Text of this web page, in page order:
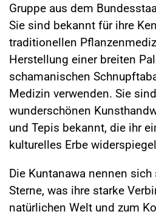
Gruppe aus dem
Sie sind bekannt für ihre
traditionellen
Herstellung einer breiten
schamanischen
Medizin verwenden. Sie
wunderschönen
und Tepis bekannt, die ihr
kulturelles Erbe
Die Kuntanawa nennen
Sterne, was ihre starke
natürlichen Welt und zum